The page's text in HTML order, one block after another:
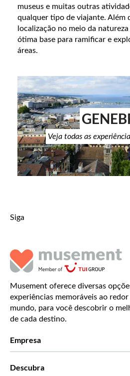
museus e muitas outras
qualquer tipo de viajante. Além
localização no meio da
ótima base para ramificar e
áreas.
Veja todas as
Siga
Musement oferece diversas
experiências memoráveis ao
mundo, para você descobrir o
de cada destino.
Empresa
Descubra